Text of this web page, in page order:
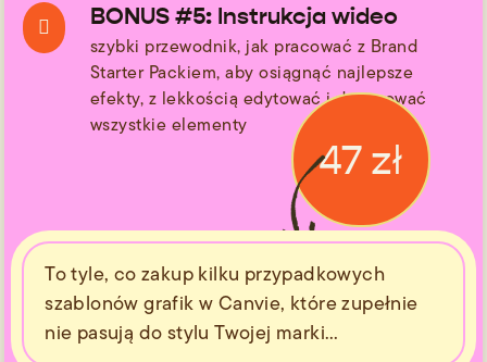
 BONUS #5: Instrukcja wideo
szybki przewodnik, jak pracować z Brand
Starter Packiem, aby osiągnąć najlepsze
efekty, z lekkością edytować i dopasować
wszystkie elementy
47 zł
To tyle, co zakup kilku przypadkowych
szablonów grafik w Canvie, które zupełnie
nie pasują do stylu Twojej marki…